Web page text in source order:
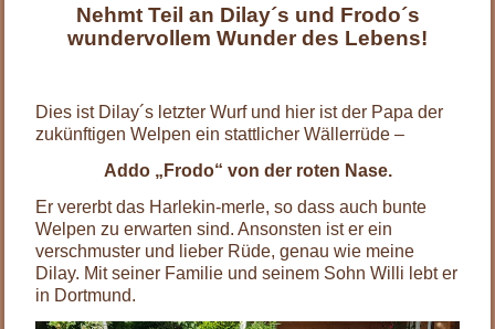
Nehmt Teil an Dilay´s und Frodo´s
wundervollem Wunder des Lebens!
Dies ist Dilay´s letzter Wurf und hier ist der Papa der
zukünftigen Welpen ein stattlicher Wällerrüde –
Addo „Frodo“ von der roten Nase.
Er vererbt das Harlekin-merle, so dass auch bunte
Welpen zu erwarten sind. Ansonsten ist er ein
verschmuster und lieber Rüde, genau wie meine
Dilay. Mit seiner Familie und seinem Sohn Willi lebt er
in Dortmund.